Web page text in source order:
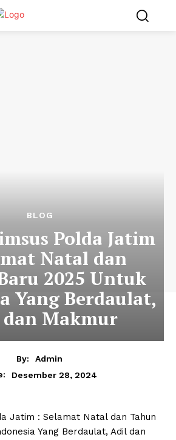
BLOG
Polda Jatim
Natal dan
2025 Untuk
Yang Berdaulat,
Makmur
By:
Admin
Desember 28, 2024
Jatim : Selamat Natal dan Tahun
Yang Berdaulat, Adil dan